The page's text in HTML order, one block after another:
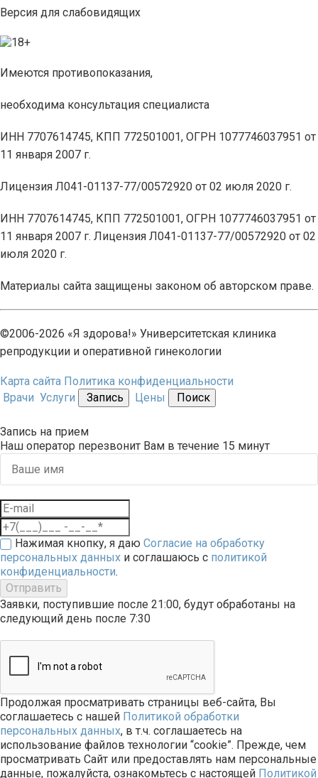
Версия для слабовидящих
Имеются противопоказания,
необходима консультация специалиста
ИНН 7707614745, КПП 772501001, ОГРН 1077746037951 от
11 января 2007 г.
Лицензия Л041-01137-77/00572920 от 02 июля 2020 г.
ИНН 7707614745, КПП 772501001, ОГРН 1077746037951 от
11 января 2007 г. Лицензия Л041-01137-77/00572920 от 02
июля 2020 г.
Материалы сайта защищены законом об авторском праве.
©2006-2026 «Я здорова!» Университетская клиника
репродукции и оперативной гинекологии
Карта сайта Политика конфиденциальности
Врачи Услуги Запись Цены Поиск
Запись на прием
Наш оператор перезвонит Вам в течение 15 минут
Нажимая кнопку, я даю Согласие на обработку
персональных данных и соглашаюсь с политикой
конфиденциальности.
Отправить
Заявки, поступившие после 21:00, будут обработаны на
следующий день после 7:30
Продолжая просматривать страницы веб-сайта, Вы
соглашаетесь с нашей Политикой обработки
персональных данных, в т.ч. соглашаетесь на
использование файлов технологии “cookie”. Прежде, чем
просматривать Сайт или предоставлять нам персональные
данные, пожалуйста, ознакомьтесь с настоящей Политикой